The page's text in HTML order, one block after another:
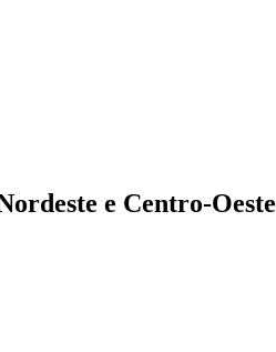
e Centro-Oeste